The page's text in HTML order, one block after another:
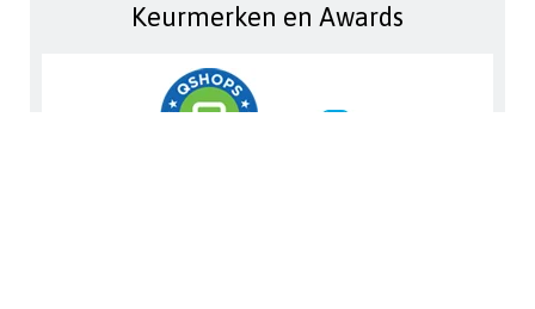
Keurmerken en Awards